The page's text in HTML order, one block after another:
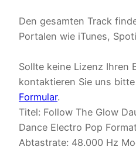
Den gesamten Track
Portalen wie iTunes,
Sollte keine Lizenz Ihren
kontaktieren Sie uns
Formular.
Titel: Follow The Glow
Dance Electro Pop
Abtastrate: 48.000 Hz